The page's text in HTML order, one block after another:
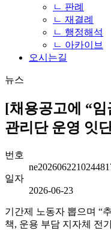
ㄴ 판례
ㄴ 재결례
ㄴ 행정해석
ㄴ 아카이브
오시는길
뉴스
[채용공고에 “
관리단 운영 잇
번호
일자
2026-06-23
기간제 노동자 뽑으며 “
책, 운용 부담 지자체 전